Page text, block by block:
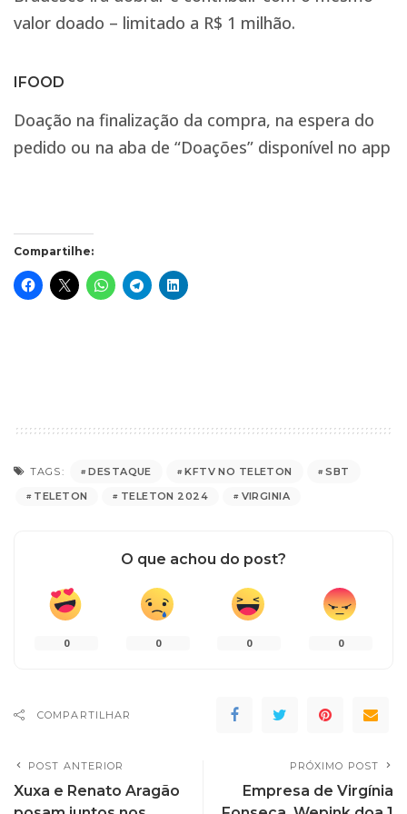
valor doado – limitado a R$ 1 milhão.
IFOOD
Doação na finalização da compra, na espera do
pedido ou na aba de “Doações” disponível no app
Compartilhe:
TAGS: DESTAQUE KFTV NO TELETON
SBT
TELETON
TELETON 2024 VIRGINIA
O que achou do post?
0 0 0 0
COMPARTILHAR
POST ANTERIOR
Xuxa e Renato Aragão
PRÓXIMO POST
Empresa de Virgínia